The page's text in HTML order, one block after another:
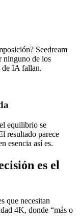
Seedream
ninguno de los
de IA fallan.
equilibrio se
resultado parece
esencia así es.
es el
que necesitan
4K, donde “más o